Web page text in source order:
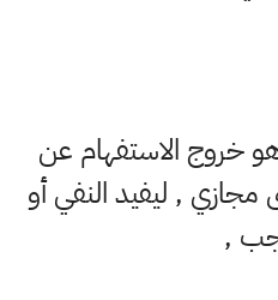
هو خروج الاستفهام عن
مجازي , ليفيد النفي أو
,